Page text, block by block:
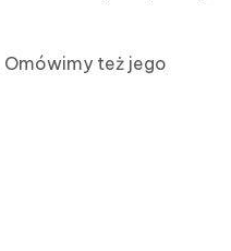
też jego